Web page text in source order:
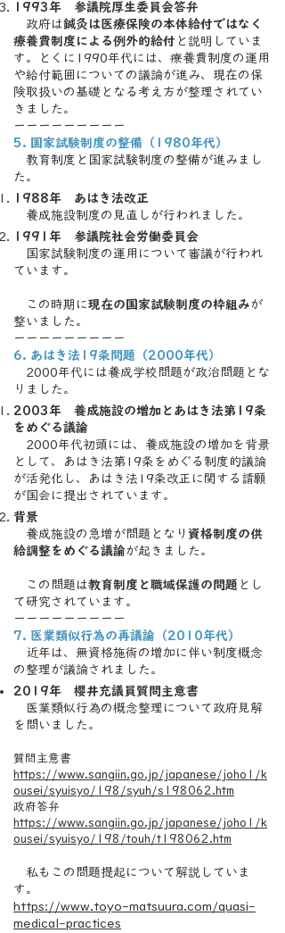
1993年 参議院厚生委員会答弁
政府は鍼灸は医療保険の本体給付ではなく
療養費制度による例外的給付 と説明していま
す。とくに1990年代には、療養費制度の運用
や給付範囲についての議論が進み、現在の保
険取扱いの基礎となる考え方が整理されてい
きました。
ーーーーーーーーー
5. 国家試験制度の整備（1980年代）
教育制度と国家試験制度の整備が進みまし
た。
1988年 あはき法改正
養成施設制度の見直しが行われました。
1991年 参議院社会労働委員会
国家試験制度の運用について審議が行われ
ています。
この時期に現在の国家試験制度の枠組みが
整いました。
ーーーーーーーーー
6. あはき法19条問題（2000年代）
2000年代には養成学校問題が政治問題とな
りました。
2003年 養成施設の増加とあはき法第19条
をめぐる議論
2000年代初頭には、養成施設の増加を背景
として、あはき法第19条をめぐる制度的議論
が活発化し、
あはき法19条改正に関する請願
が国会に提出されています。
背景
養成施設の急増が問題となり 資格制度の供
給調整をめぐる議論が起きました。
この問題は教育制度と職域保護の問題 とし
て研究されています。
ーーーーーーーーー
7. 医業類似行為の再議論（2010年代）
近年は、無資格施術の増加に伴い制度概念
の整理が議論されました。
2019年 櫻井充議員質問主意書
医業類似行為の概念整理について政府見解
を問いました。
質問主意書
https://www.sangiin.go.jp/japanese/joho1/k
ousei/syuisyo/198/syuh/s198062.htm
政府答弁
https://www.sangiin.go.jp/japanese/joho1/k
ousei/syuisyo/198/touh/t198062.htm
私もこの問題提起について解説していま
す。
https://www.toyo-matsuura.com/quasi-
medical-practices